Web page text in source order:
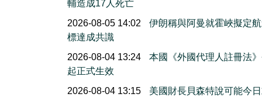
輔造成17人死亡
2026-08-05 14:02
伊朗稱與阿曼就霍峽擬定
標達成共識
2026-08-04 13:24
本國《外國代理人註冊法
起正式生效
2026-08-04 13:15
美國財長貝森特說可能今